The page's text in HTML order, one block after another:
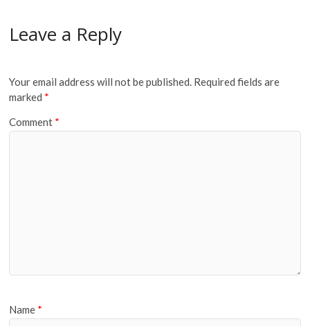
Leave a Reply
Your email address will not be published. Required fields are
marked *
Comment *
Name *